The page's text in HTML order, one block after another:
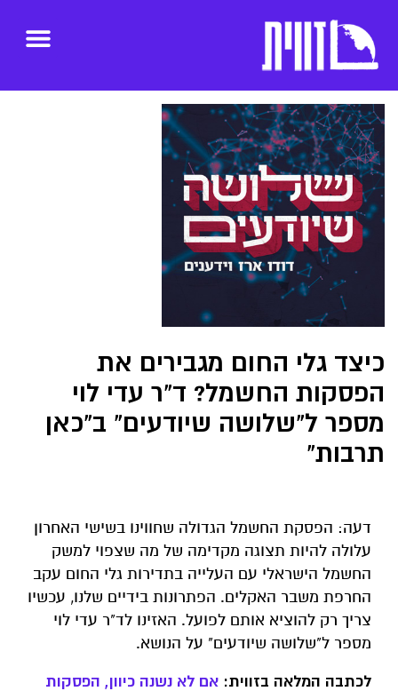
כיצד גלי החום מגבירים את
הפסקות החשמל? ד"ר עדי לוי
מספר ל"שלושה שיודעים" ב"כאן
תרבות"
דעה: הפסקת החשמל הגדולה שחווינו בשישי האחרון
עלולה להיות תצוגה מקדימה של מה שצפוי למשק
החשמל הישראלי עם העלייה בתדירות גלי החום עקב
החרפת משבר האקלים. הפתרונות בידיים שלנו, עכשיו
צריך רק להוציא אותם לפועל. האזינו לד"ר עדי לוי
מספר ל"שלושה שיודעים" על הנושא.
לכתבה המלאה בזווית: אם לא נשנה כיוון, הפסקות